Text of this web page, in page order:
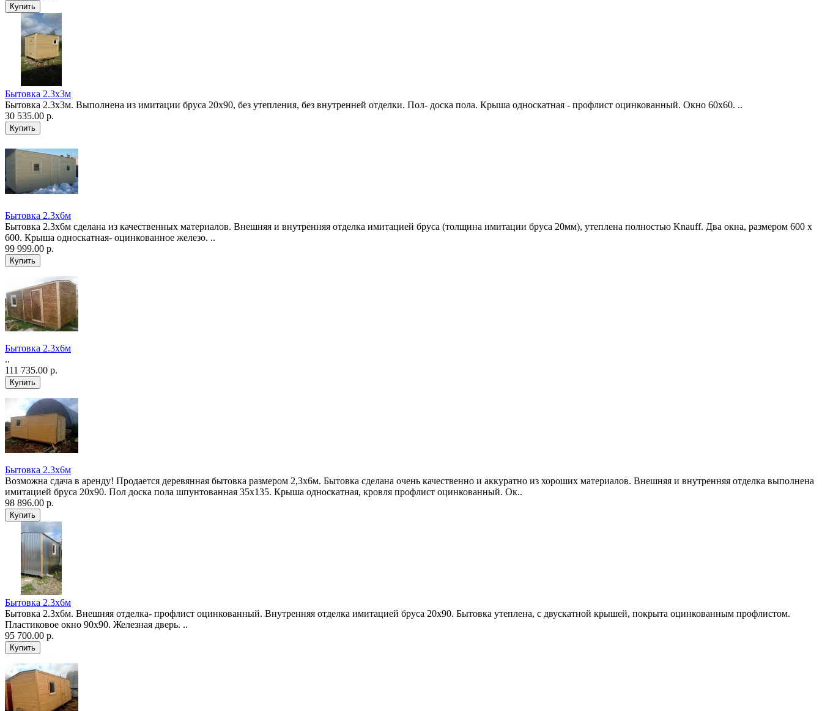
Бытовка 2.3х3м
Бытовка 2.3х3м. Выполнена из имитации бруса 20х90, без утепления, без внутренней отделки. Пол- доска пола. Крыша односкатная - профлист оцинкованный. Окно 60х60. ..
30 535.00 р.
Бытовка 2.3х6м
Бытовка 2.3х6м сделана из качественных материалов. Внешняя и внутренняя отделка имитацией бруса (толщина имитации бруса 20мм), утеплена полностью Knauff. Два окна, размером 600 х
600. Крыша односкатная- оцинкованное железо. ..
99 999.00 р.
Бытовка 2.3х6м
..
111 735.00 р.
Бытовка 2.3х6м
Возможна сдача в аренду! Продается деревянная бытовка размером 2,3х6м. Бытовка сделана очень качественно и аккуратно из хороших материалов. Внешняя и внутренняя отделка выполнена
имитацией бруса 20х90. Пол доска пола шпунтованная 35х135. Крыша односкатная, кровля профлист оцинкованный. Ок..
98 896.00 р.
Бытовка 2.3х6м
Бытовка 2.3х6м. Внешняя отделка- профлист оцинкованный. Внутренняя отделка имитацией бруса 20х90. Бытовка утеплена, с двускатной крышей, покрыта оцинкованным профлистом.
Пластиковое окно 90х90. Железная дверь. ..
95 700.00 р.